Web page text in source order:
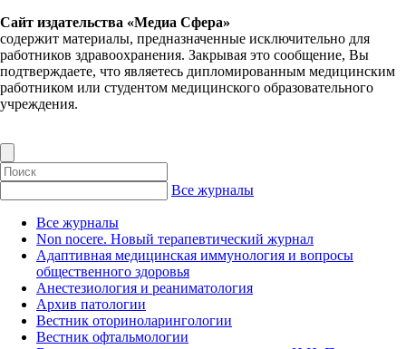
Сайт издательства «Медиа Сфера»
содержит материалы, предназначенные исключительно для
работников здравоохранения. Закрывая это сообщение, Вы
подтверждаете, что являетесь дипломированным медицинским
работником или студентом медицинского образовательного
учреждения.
Все журналы
Все журналы
Non nocere. Новый терапевтический журнал
Адаптивная медицинская иммунология и вопросы
общественного здоровья
Анестезиология и реаниматология
Архив патологии
Вестник оториноларингологии
Вестник офтальмологии